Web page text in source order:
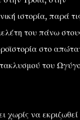
ιστορία, παρά
του πάνω
στο
του
χωρίς να